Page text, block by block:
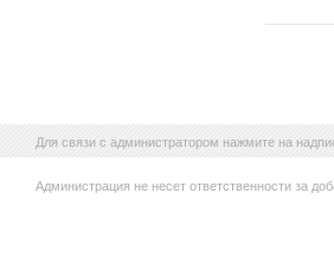
Для связи с администратором нажмите на
Администрация не несет ответственности за